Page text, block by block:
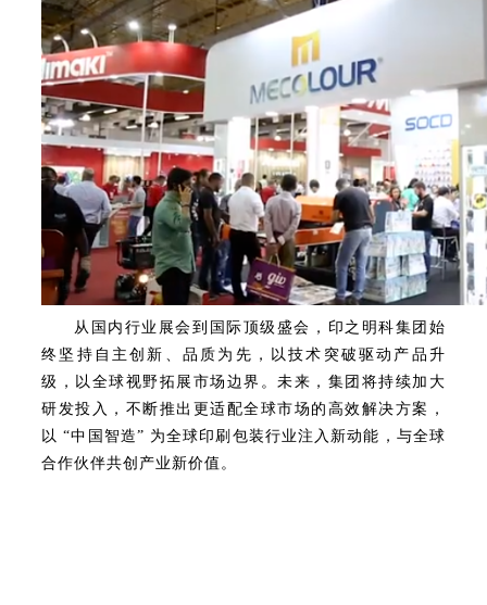
从国内行业展会到国际顶级盛会，印之明科集团始
终坚持自主创新、品质为先，以技术突破驱动产品升
级，以全球视野拓展市场边界。未来，集团将持续加大
研发投入，不断推出更适配全球市场的高效解决方案，
以 “中国智造” 为全球印刷包装行业注入新动能，与全球
合作伙伴共创产业新价值。